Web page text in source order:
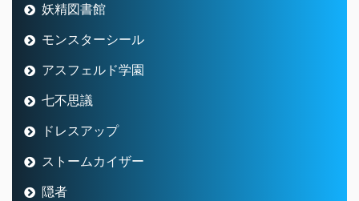
妖精図書館
モンスターシール
アスフェルド学園
七不思議
ドレスアップ
ストームカイザー
隠者